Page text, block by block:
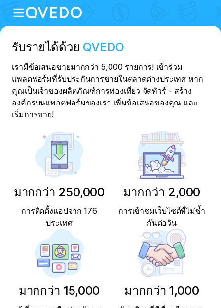
รับรายได้ด้วย QVEDO
เรามีข้อเสนอขายมากกว่า 5,000 รายการ! เข้าร่วม
แพลตฟอร์มที่รับประกันการขายในตลาดต่างประเทศ หาก
คุณเป็นเจ้าของผลิตภัณฑ์การท่องเที่ยว จัดทัวร์ - สร้าง
องค์กรบนแพลตฟอร์มของเรา เพิ่มข้อเสนอของคุณ และ
เริ่มการขาย!
มากกว่า 250,000
การติดตั้งแอปจาก 176
ประเทศ
มากกว่า 2,000
การเข้าชมเว็บไซต์ที่ไม่ซ้ำ
กันต่อวัน
มากกว่า 15,000 มากกว่า 1,000